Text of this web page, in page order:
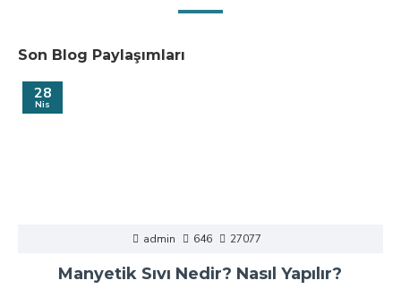
Son Blog Paylaşımları
28
Nis
admin 646 27077
Manyetik Sıvı Nedir? Nasıl Yapılır?